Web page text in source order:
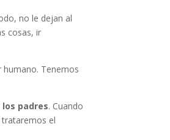
no le dejan al
cosas, ir
humano. Tenemos
padres. Cuando
el